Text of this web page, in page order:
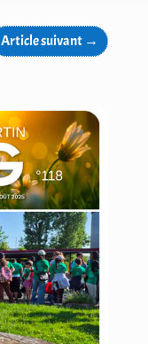
Article suivant →